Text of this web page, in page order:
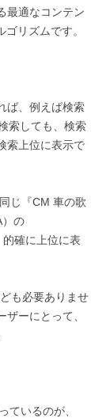
最適なコンテン
リズムです。
ば、例えば検索
索しても、検索
索上位に表示で
じ『CM 車の歌
）の
確に上位に表
も必要ありませ
ーにとって、
ているのが、